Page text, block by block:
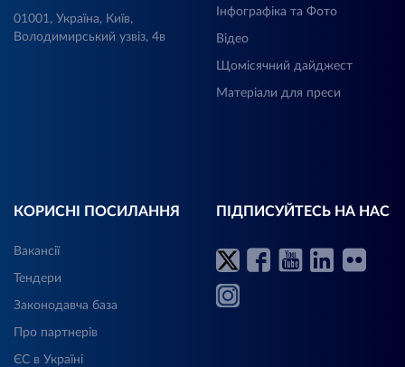
01001, Україна, Київ,
Володимирський узвіз, 4в
Інфографіка та Фото
Відео
Щомісячний дайджест
Матеріали для преси
КОРИСНІ ПОСИЛАННЯ
Вакансії
Тендери
Законодавча база
Про партнерів
ЄС в Україні
ПІДПИСУЙТЕСЬ НА НАС